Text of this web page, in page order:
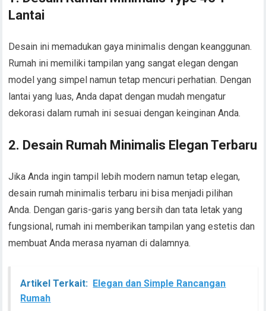
Lantai
Desain ini memadukan gaya minimalis dengan keanggunan.
Rumah ini memiliki tampilan yang sangat elegan dengan
model yang simpel namun tetap mencuri perhatian. Dengan
lantai yang luas, Anda dapat dengan mudah mengatur
dekorasi dalam rumah ini sesuai dengan keinginan Anda.
2. Desain Rumah Minimalis Elegan Terbaru
Jika Anda ingin tampil lebih modern namun tetap elegan,
desain rumah minimalis terbaru ini bisa menjadi pilihan
Anda. Dengan garis-garis yang bersih dan tata letak yang
fungsional, rumah ini memberikan tampilan yang estetis dan
membuat Anda merasa nyaman di dalamnya.
Artikel Terkait: Elegan dan Simple Rancangan
Rumah